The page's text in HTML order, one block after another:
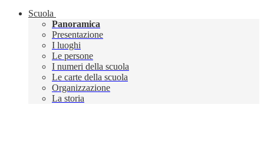
Scuola
Panoramica
Presentazione
I luoghi
Le persone
I numeri della scuola
Le carte della scuola
Organizzazione
La storia